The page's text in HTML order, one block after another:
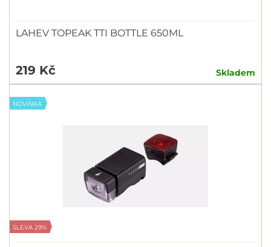
LAHEV TOPEAK TTI BOTTLE 650ML
219 Kč Skladem
NOVINKA
SLEVA 29%